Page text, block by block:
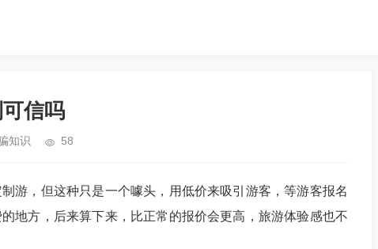
信吗
知识 58
游，但这种只是一个噱头，用低价来吸引游客，等游客报名
地方，后来算下来，比正常的报价会更高，旅游体验感也不